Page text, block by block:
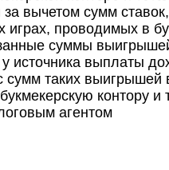
вычетом сумм
играх, проводимых в
суммы
источника выплаты
сумм таких выигрышей
контору и
агентом